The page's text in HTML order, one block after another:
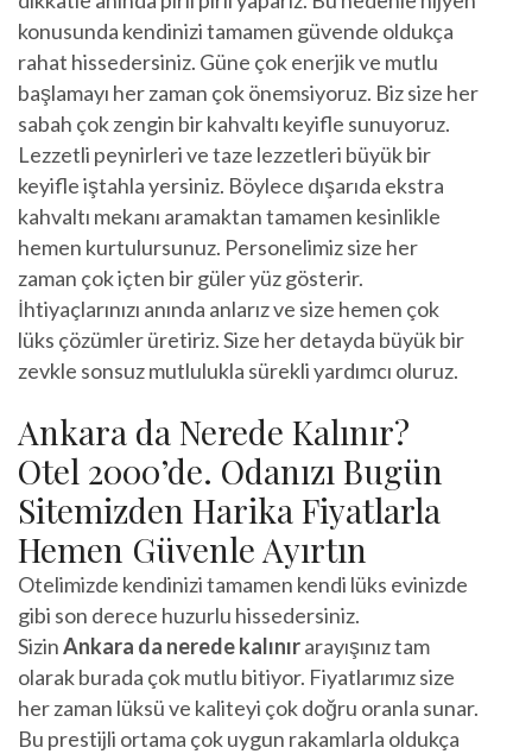
konusunda kendinizi tamamen güvende oldukça
rahat hissedersiniz. Güne çok enerjik ve mutlu
başlamayı her zaman çok önemsiyoruz. Biz size her
sabah çok zengin bir kahvaltı keyifle sunuyoruz.
Lezzetli peynirleri ve taze lezzetleri büyük bir
keyifle iştahla yersiniz. Böylece dışarıda ekstra
kahvaltı mekanı aramaktan tamamen kesinlikle
hemen kurtulursunuz. Personelimiz size her
zaman çok içten bir güler yüz gösterir.
İhtiyaçlarınızı anında anlarız ve size hemen çok
lüks çözümler üretiriz. Size her detayda büyük bir
zevkle sonsuz mutlulukla sürekli yardımcı oluruz.
Ankara da Nerede Kalınır?
Otel 2000’de. Odanızı Bugün
Sitemizden Harika Fiyatlarla
Hemen Güvenle Ayırtın
Otelimizde kendinizi tamamen kendi lüks evinizde
gibi son derece huzurlu hissedersiniz.
SizinAnkara da nerede kalınırarayışınız tam
olarak burada çok mutlu bitiyor. Fiyatlarımız size
her zaman lüksü ve kaliteyi çok doğru oranla sunar.
Bu prestijli ortama çok uygun rakamlarla oldukça